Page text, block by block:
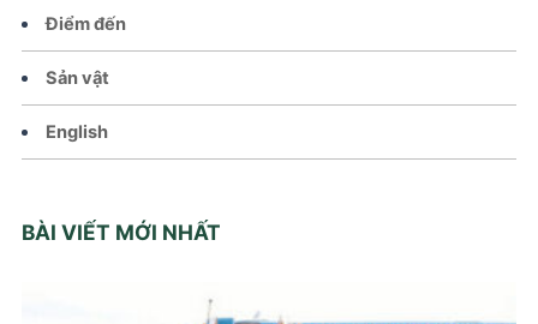
Điểm đến
Sản vật
English
BÀI VIẾT MỚI NHẤT